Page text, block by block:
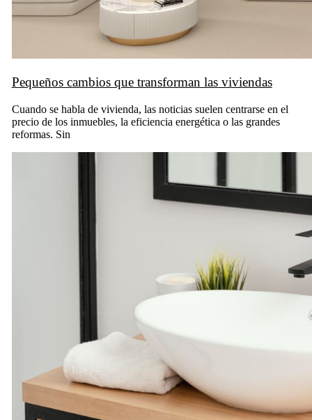
Pequeños cambios que transforman las viviendas
Cuando se habla de vivienda, las noticias suelen centrarse en el
precio de los inmuebles, la eficiencia energética o las grandes
reformas. Sin